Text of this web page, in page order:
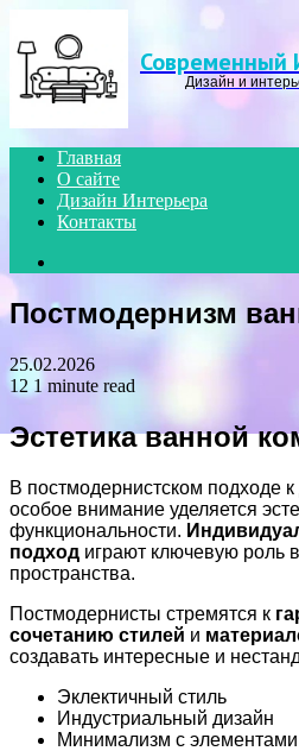
Современный
Дизайн и
Главная
О сайте
Дизайн Интерьера
Контакты
Постмодернизм
25.02.2026
12 1 minute read
Эстетика ванной
В постмодернистском подходе
особое внимание уделяется
функциональности.
подход играют ключевую роль
пространства.
Постмодернисты стремятся к
сочетанию стилей и
создавать интересные и
Эклектичный стиль
Индустриальный дизайн
Минимализм с элементами